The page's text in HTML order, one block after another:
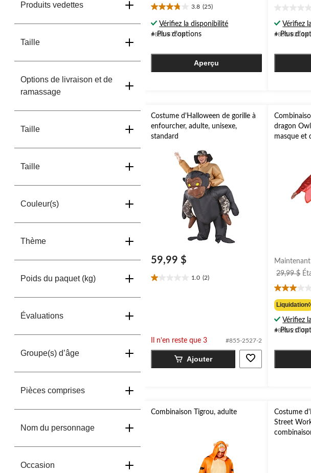
Produits vedettes
Taille
Options de livraison et de
ramassage
Taille
Taille
Couleur(s)
Thème
Poids du paquet (kg)
Évaluations
Groupe(s) d’âge
Pièces comprises
Nom du personnage
Occasion
3.8 (25)
3.8
étoile(s)
sur
Vérifiez la disponibilité
#851-4753X
+ Plus d'options
Aperçu
étoile(s)
sur
Vérifiez
#855-8211X
+ Plus
Costume d'Halloween de gorille à
enfourcher, adulte, unisexe,
standard
59,99 $
1.0 (2)
1.0
Il n’en reste que 3 #855-2527-2
Ajouter
dragon
masque et
Maintenant
29,99 $
3.0
étoile(s)
sur
5.
1
Liquidation◊
Vérifiez
#855-2137X
+ Plus
Combinaison Tigrou, adulte
Costume
Street
bébés/